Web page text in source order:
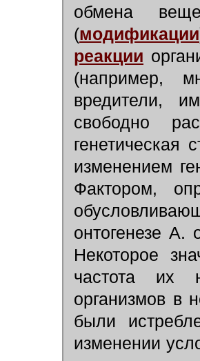
обмена
(модификации
реакции
(например,
вредители,
свободно
генетическая
изменением
Фактором,
онтогенезе А.
Некоторое
частота их
организмов в
были
изменении